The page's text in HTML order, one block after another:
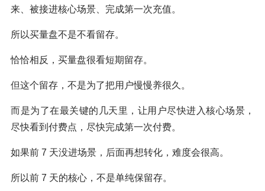
来、被接进核心场景、完成第一次充值。
所以买量盘不是不看留存。
恰恰相反，买量盘很看短期留存。
但这个留存，不是为了把用户慢慢养很久。
而是为了在最关键的几天里，让用户尽快进入核心场景，
尽快看到付费点，尽快完成第一次付费。
如果前 7 天没进场景，后面再想转化，难度会很高。
所以前 7 天的核心，不是单纯保留存。